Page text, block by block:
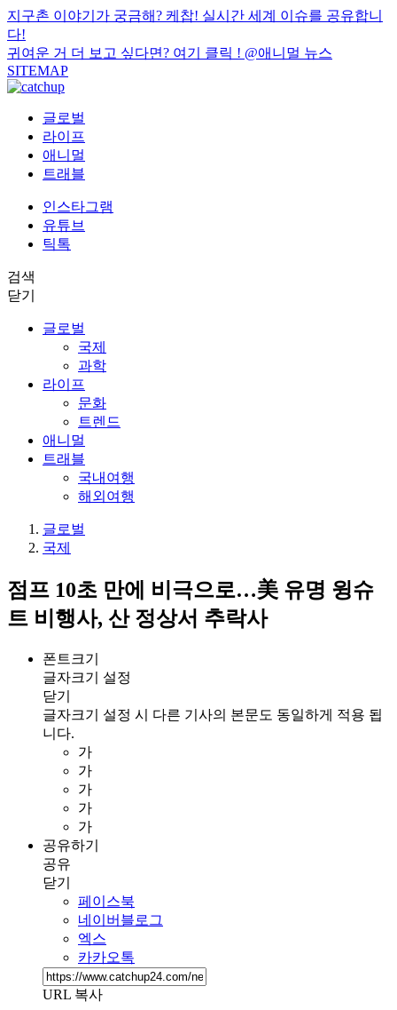
지구촌 이야기가 궁금해? 케찹! 실시간 세계 이슈를 공유합니
다!
귀여운 거 더 보고 싶다면? 여기 클릭 ! @애니멀 뉴스
SITEMAP
글로벌
라이프
애니멀
트래블
인스타그램
유튜브
틱톡
검색
닫기
글로벌
국제
과학
라이프
문화
트렌드
애니멀
트래블
국내여행
해외여행
글로벌
국제
점프 10초 만에 비극으로…美 유명 윙슈
트 비행사, 산 정상서 추락사
폰트크기
글자크기 설정
닫기
글자크기 설정 시 다른 기사의 본문도 동일하게 적용 됩
니다.
가
가
가
가
가
공유하기
공유
닫기
페이스북
네이버블로그
엑스
카카오톡
URL 복사